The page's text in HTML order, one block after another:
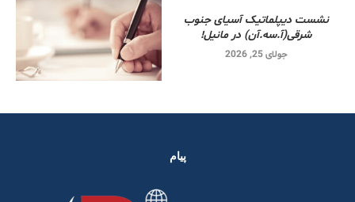
نشست دیپلماتیک آسیای جنوب
شرقی‌(آ.سه.آن) در مانیل!
جولای 25, 2026
پیام